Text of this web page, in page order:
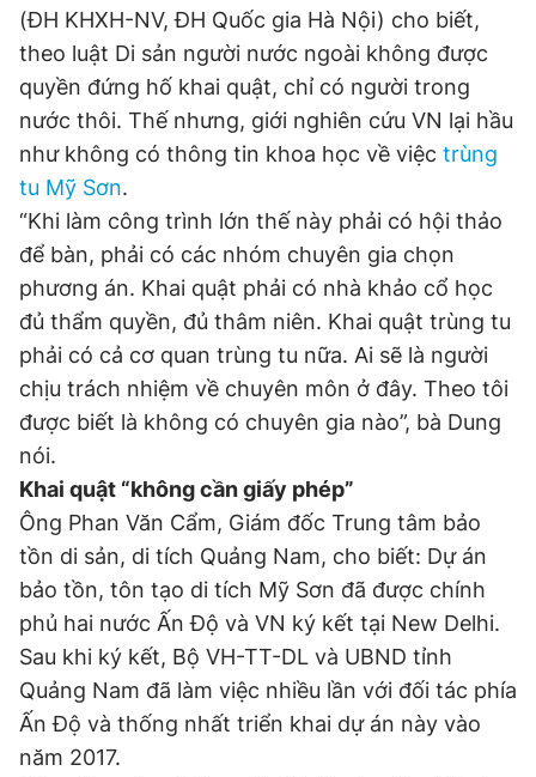
(ĐH KHXH-NV, ĐH Quốc gia Hà Nội) cho biết,
theo luật Di sản người nước ngoài không được
quyền đứng hố khai quật, chỉ có người trong
nước thôi. Thế nhưng, giới nghiên cứu VN lại hầu
như không có thông tin khoa học về việc trùng
tu Mỹ Sơn.
“Khi làm công trình lớn thế này phải có hội thảo
để bàn, phải có các nhóm chuyên gia chọn
phương án. Khai quật phải có nhà khảo cổ học
đủ thẩm quyền, đủ thâm niên. Khai quật trùng tu
phải có cả cơ quan trùng tu nữa. Ai sẽ là người
chịu trách nhiệm về chuyên môn ở đây. Theo tôi
được biết là không có chuyên gia nào”, bà Dung
nói.
Khai quật “không cần giấy phép”
Ông Phan Văn Cẩm, Giám đốc Trung tâm bảo
tồn di sản, di tích Quảng Nam, cho biết: Dự án
bảo tồn, tôn tạo di tích Mỹ Sơn đã được chính
phủ hai nước Ấn Độ và VN ký kết tại New Delhi.
Sau khi ký kết, Bộ VH-TT-DL và UBND tỉnh
Quảng Nam đã làm việc nhiều lần với đối tác phía
Ấn Độ và thống nhất triển khai dự án này vào
năm 2017.